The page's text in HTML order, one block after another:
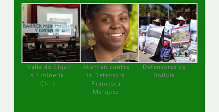
Valle de Elqui
sin minería.
Chile
Atentan contra
la Defensora
Francisca
Márquez
Defensoras de
Bolivia